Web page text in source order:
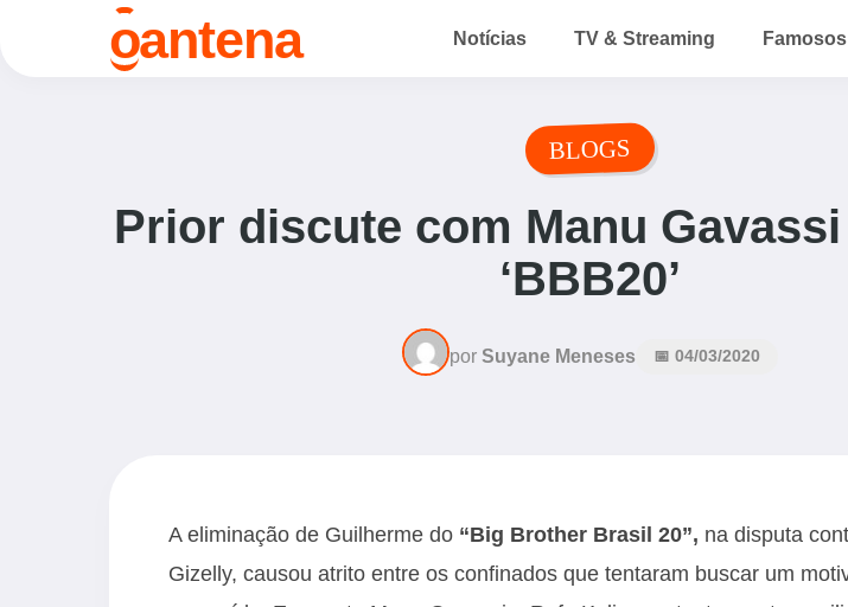
oantena Notícias TV & Streaming Famosos
BLOGS
Prior discute com Manu
‘BBB20’
por Suyane Meneses 📅 04/03/2020
A eliminação de Guilherme do “Big Brother Brasil 20”, na disputa
Gizelly, causou atrito entre os confinados que tentaram buscar um